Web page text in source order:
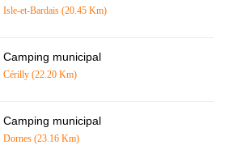
Isle-et-Bardais (20.45 Km)
Camping municipal
Cérilly (22.20 Km)
Camping municipal
Dornes (23.16 Km)